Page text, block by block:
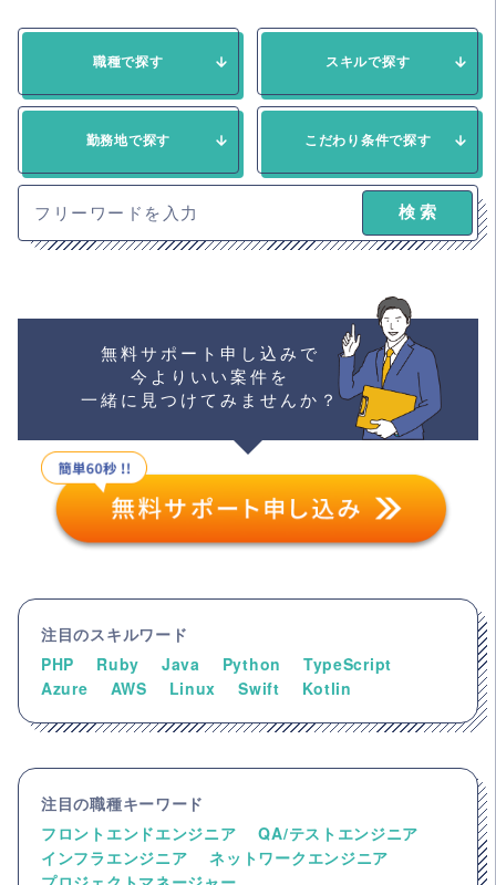
職種で探す スキルで探す
勤務地で探す こだわり条件で探す
無料サポート申し込みで
今よりいい案件を
一緒に見つけてみませんか？
注目のスキルワード
PHP
Ruby Java Python
TypeScript
Azure
AWS Linux Swift Kotlin
注目の職種キーワード
フロントエンドエンジニア
QA/テストエンジニア
インフラエンジニア
ネットワークエンジニア